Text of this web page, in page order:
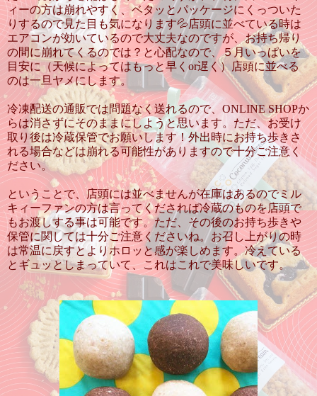
ィーの方は崩れやすく、ベタッとパッケージにくっついた
りするので見た目も気になります💦店頭に並べている時は
エアコンが効いているので大丈夫なのですが、お持ち帰り
の間に崩れてくるのでは？と心配なので、５月いっぱいを
目安に（天候によってはもっと早くor遅く）店頭に並べる
のは一旦ヤメにします。
冷凍配送の通販では問題なく送れるので、ONLINE SHOPか
らは消さずにそのままにしようと思います。ただ、お受け
取り後は冷蔵保管でお願いします！外出時にお持ち歩きさ
れる場合などは崩れる可能性がありますので十分ご注意く
ださい。
ということで、店頭には並べませんが在庫はあるのでミル
キィーファンの方は言ってくだされば冷蔵のものを店頭で
もお渡しする事は可能です。ただ、その後のお持ち歩きや
保管に関しては十分ご注意くださいね。お召し上がりの時
は常温に戻すとよりホロッと感が楽しめます。冷えている
とギュッとしまっていて、これはこれで美味しいです。